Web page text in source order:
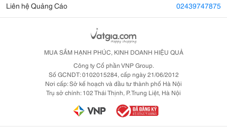
Liên hệ Quảng Cáo 02439747875
MUA SẮM HẠNH PHÚC, KINH DOANH HIỆU QUẢ
Công ty Cổ phần VNP Group.
Số GCNDT: 0102015284, cấp ngày 21/06/2012
Nơi cấp: Sở kế hoạch và đầu tư thành phố Hà Nội
Trụ sở chính: 102 Thái Thịnh, P. Trung Liệt, Hà Nội